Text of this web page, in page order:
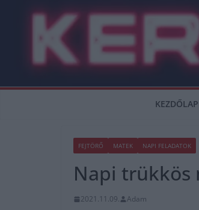
KEZDŐLAP
FEJTÖRŐ MATEK NAPI FELADATOK
Napi trükkös
2021.11.09.
Adam